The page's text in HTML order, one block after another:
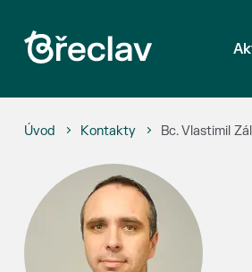
Úvod Kontakty Bc. Vlastimil